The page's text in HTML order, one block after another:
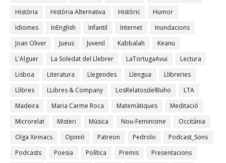
Història
Història Alternativa Històric
Humor
Idiomes
InEnglish Infantil Internet
Inundacions
Joan Oliver
Jueus Juvenil Kabbalah
Keanu
L'Alguer
La Soledat del Llebrer LaTortugaAvui
Lectura
Lisboa
Literatura Llegendes Llengua
Llibreries
Llibres
LLibres & Company LosRelatosdelBuho
LTA
Madeira
Maria Carme Roca Matemàtiques
Meditació
Microrelat
Misteri Música Nou-Feminisme
Occitània
Olga Xirinacs
Opinió Patreon Pedrolo
Podcast_Sons
Podcasts
Poesia Política Premis
Presentacions